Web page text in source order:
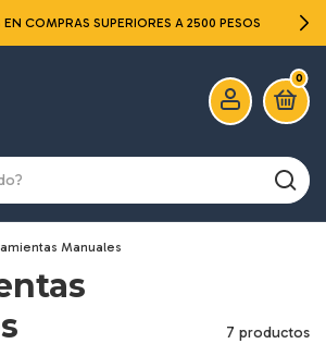
COMPRAS SUPERIORES A 2500 PESOS
0
Manuales
7 productos